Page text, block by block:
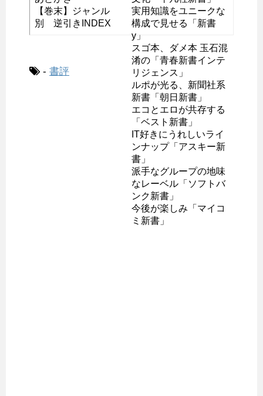
実用知識をユニークな
構成で見せる「新書
y」
スゴ本、ダメ本 玉石混
淆の「青春新書インテ
リジェンス」
ルポが光る、新聞社系
新書「朝日新書」
エコとエロが共存する
「ベスト新書」
IT好きにうれしいライ
ンナップ「アスキー新
書」
派手なグループの地味
なレーベル「ソフトバ
ンク新書」
今後が楽しみ「マイコ
ミ新書」
【巻末】ジャンル
別 逆引きINDEX
- 書評